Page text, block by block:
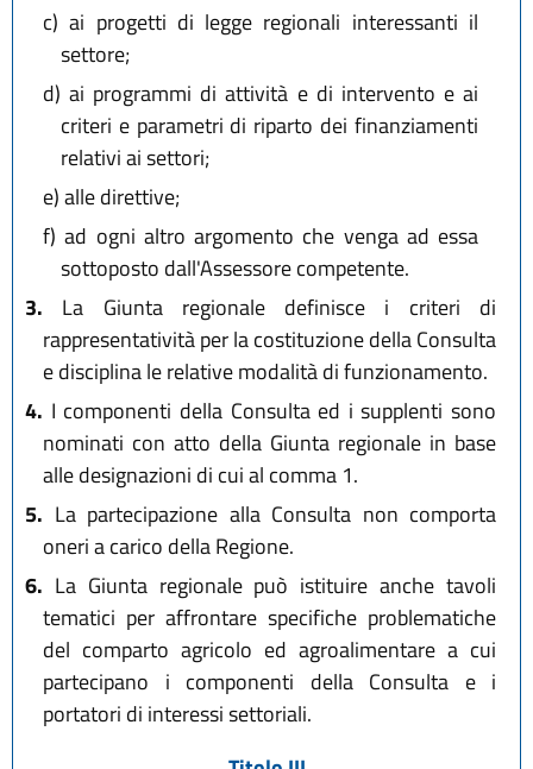
c) ai progetti di legge regionali interessanti il
settore;
d) ai programmi di attività e di intervento e ai
criteri e parametri di riparto dei finanziamenti
relativi ai settori;
e)alle direttive;
f) ad ogni altro argomento che venga ad essa
sottoposto dall'Assessore competente.
3. La Giunta regionale definisce i criteri di
rappresentatività per la costituzione della Consulta
e disciplina le relative modalità di funzionamento.
4. I componenti della Consulta ed i supplenti sono
nominati con atto della Giunta regionale in base
alle designazioni di cui al comma 1.
5. La partecipazione alla Consulta non comporta
oneri a carico della Regione.
6. La Giunta regionale può istituire anche tavoli
tematici per affrontare specifiche problematiche
del comparto agricolo ed agroalimentare a cui
partecipano i componenti della Consulta e i
portatori di interessi settoriali.